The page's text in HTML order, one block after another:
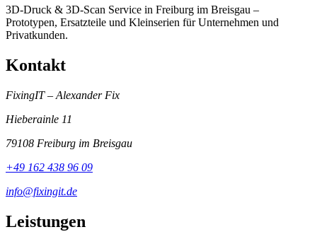
3D-Druck & 3D-Scan Service in Freiburg im Breisgau –
Prototypen, Ersatzteile und Kleinserien für Unternehmen und
Privatkunden.
Kontakt
FixingIT – Alexander Fix
Hieberainle 11
79108 Freiburg im Breisgau
+49 162 438 96 09
info@fixingit.de
Leistungen